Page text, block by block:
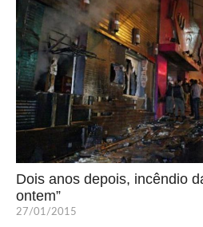
Dois anos depois, incêndio
ontem”
27/01/2015